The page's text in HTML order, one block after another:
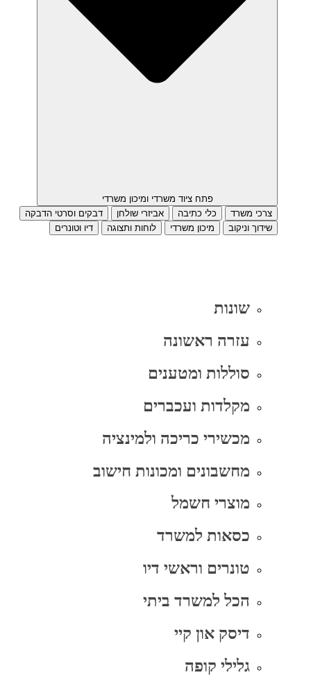
פתח ציוד משרדי ומיכון משרדי
צרכי משרד
כלי כתיבה אביזרי שולחן
דבקים וסרטי הדבקה
שידוך וניקוב
מיכון משרדי לוחות ותצוגה דיו וטונרים
שונות
עזרה ראשונה
סוללות ומטענים
מקלדות ועכברים
מכשירי כריכה ולמינציה
מחשבונים ומכונות חישוב
מוצרי חשמל
כסאות למשרד
טונרים וראשי דיו
הכל למשרד ביתי
דיסק און קיי
גלילי קופה